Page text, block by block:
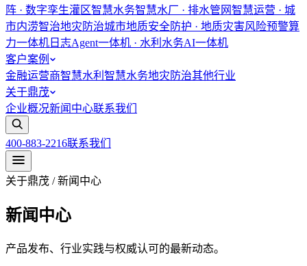
阵 · 数字孪生灌区智慧水务智慧水厂 · 排水管网智慧运营 · 城
市内涝智治地灾防治城市地质安全防护 · 地质灾害风险预警算
力一体机 日志Agent一体机 · 水利水务AI一体机
客户案例
金融运营商智慧水利 智慧水务地灾防治其他行业
关于鼎茂
企业概况新闻中心联系我们
400-883-2216联系我们
关于鼎茂 / 新闻中心
新闻中心
产品发布、行业实践与权威认可的最新动态。